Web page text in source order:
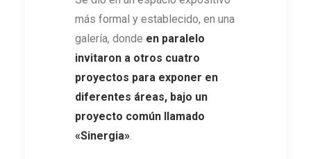
más formal y establecido, en una
galería, donde en paralelo
invitaron a otros cuatro
proyectos para exponer en
diferentes áreas, bajo un
proyecto común llamado
«Sinergia».